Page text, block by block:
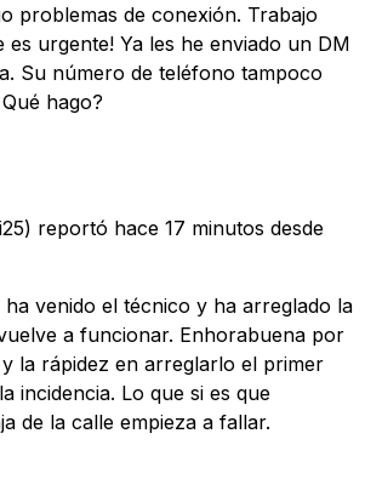
problemas de conexión. Trabajo
es urgente! Ya les he enviado un DM
Su número de teléfono tampoco
hago?
reportó hace 17 minutos desde
venido el técnico y ha arreglado la
a funcionar. Enhorabuena por
la rápidez en arreglarlo el primer
incidencia. Lo que si es que
de la calle empieza a fallar.